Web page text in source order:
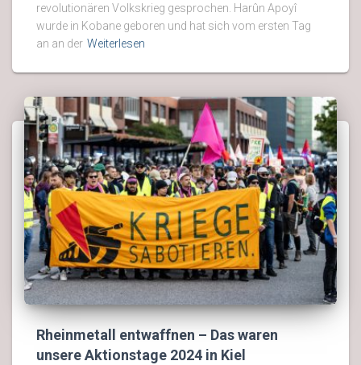
revolutionären Volkskrieg gesprochen. Harûn Apoyî
wurde in Kobane geboren und hat sich vom ersten Tag
an an der Weiterlesen
Rheinmetall entwaffnen – Das waren
unsere Aktionstage 2024 in Kiel